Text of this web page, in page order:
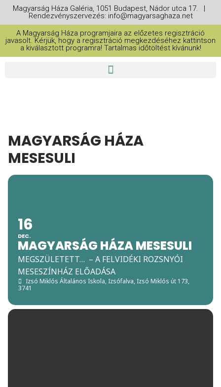
Magyarság Háza Galéria, 1051 Budapest, Nádor utca 17. |
Rendezvényszervezés: info@magyarsaghaza.net
A Magyarság Háza programjaira az előzetes regisztráció
javasolt. Kérjük, hogy a regisztráció megkezdéséhez kattintson
a kiválasztott programra! Tartalmas időtöltést kívánunk!
MAGYARSÁG HÁZA
MESESULI
16
DEC.
MAGYARSÁG HÁZA MESESULI
MEGSZÜLETETT… – A FELVIDÉKI ROZSNYÓI
MESESZÍNHÁZ ELŐADÁSA
Izsó Miklós Általános Iskola, Izsófalva, Izsó Miklós út 173,
3741